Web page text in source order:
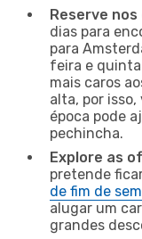
Reserve
dias para
para
feira e
mais caros
alta, por
época pode
pechincha.
Explore as
pretende
de fim de
alugar um
grandes